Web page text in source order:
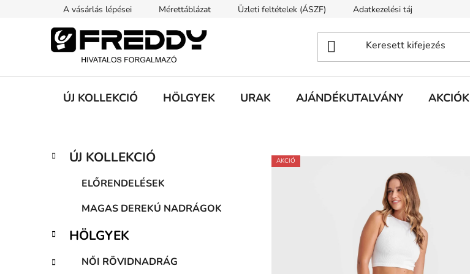
tartalomhoz
A vásárlás lépései Mérettáblázat Üzleti feltételek (ÁSZF) Adatkezelési tájékoztató
ÚJ KOLLEKCIÓ HÖLGYEK URAK AJÁNDÉKUTALVÁNY AKCIÓK
O
s
p
Kategóriák
átugrása
K
a
r
á
k
ÚJ KOLLEKCIÓ
ELŐRENDELÉSEK
MAGAS DEREKÚ NADRÁGOK
HÖLGYEK
NŐI RÖVIDNADRÁG
AKCIÓ